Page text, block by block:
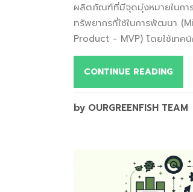
ผลิตภัณฑ์ที่มีจุดมุ่งหมายในการ
ทรัพยากรที่ใช้ในการพัฒนา
Product - MVP) โดยใช้เทค
CONTINUE READING
by OURGREENFISH TEAM